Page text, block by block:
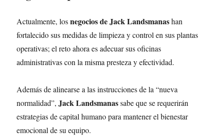
Actualmente, losnegocios de Jack Landsmanashan
fortalecido sus medidas de limpieza y control en sus plantas
operativas; el reto ahora es adecuar sus oficinas
administrativas con la misma presteza y efectividad.
Además de alinearse a las instrucciones de la “nueva
normalidad”,Jack Landsmanassabe que se requerirán
estrategias de capital humano para mantener el bienestar
emocional de su equipo.